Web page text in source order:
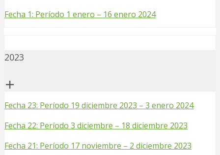
Fecha 1: Período 1 enero – 16 enero 2024
2023
Fecha 23: Período 19 diciembre 2023 – 3 enero 2024
Fecha 22: Período 3 diciembre – 18 diciembre 2023
Fecha 21: Período 17 noviembre – 2 diciembre 2023